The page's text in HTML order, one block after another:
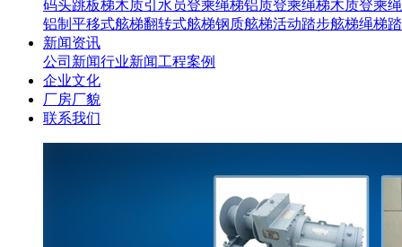
码头跳板梯木质引水员登乘绳梯铝质登乘绳梯木质登乘
铝制平移式舷梯翻转式舷梯钢质舷梯活动踏步舷梯绳梯
新闻资讯
公司新闻行业新闻工程案例
企业文化
厂房厂貌
联系我们